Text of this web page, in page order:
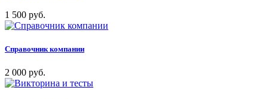
1 500 руб.
Справочник компании
2 000 руб.